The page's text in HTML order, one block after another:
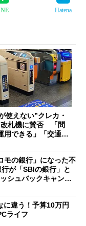
Hatena
使えない”クレカ・
札機に賛否 「問
用できる」「交通系I
モの銀行」になった不
が「SBIの銀行」と
シュバックキャンペ
に違う！予算10万円
ライフ